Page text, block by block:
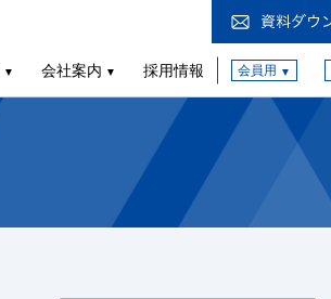
会社案内 採用情報 会員用